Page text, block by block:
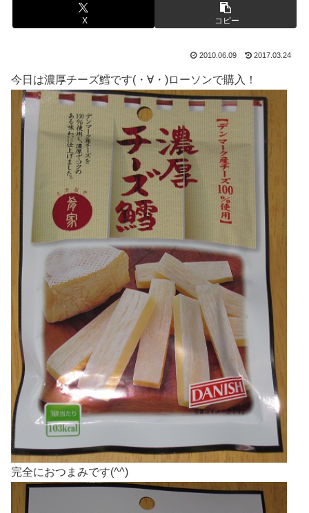
X コピー
2010.06.09 2017.03.24
今日は濃厚チーズ鱈です(・∀・)ローソンで購入！
完全におつまみです(^^)